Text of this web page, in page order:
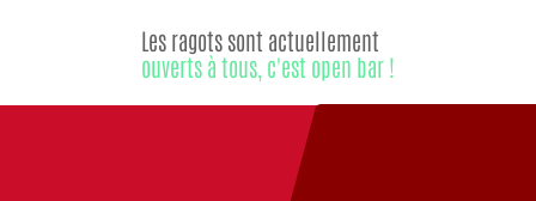
Les ragots sont actuellement
ouverts à tous, c'est open bar !